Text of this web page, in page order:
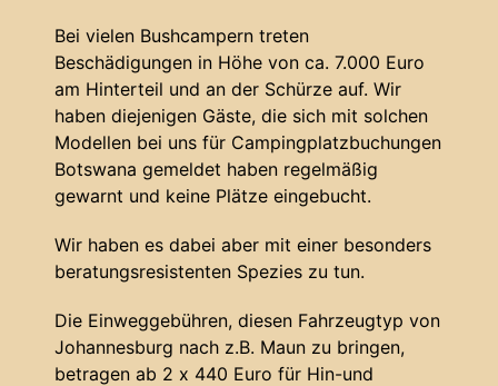
Bei vielen Bushcampern treten
Beschädigungen in Höhe von ca. 7.000 Euro
am Hinterteil und an der Schürze auf. Wir
haben diejenigen Gäste, die sich mit solchen
Modellen bei uns für Campingplatzbuchungen
Botswana gemeldet haben regelmäßig
gewarnt und keine Plätze eingebucht.
Wir haben es dabei aber mit einer besonders
beratungsresistenten Spezies zu tun.
Die Einweggebühren, diesen Fahrzeugtyp von
Johannesburg nach z.B. Maun zu bringen,
betragen ab 2 x 440 Euro für Hin-und